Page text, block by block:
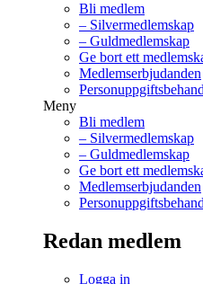
Bli medlem
– Silvermedlemskap
– Guldmedlemskap
Ge bort ett
Medlemserbjudanden
Meny
Bli medlem
– Silvermedlemskap
– Guldmedlemskap
Ge bort ett
Medlemserbjudanden
Redan medlem
Logga in